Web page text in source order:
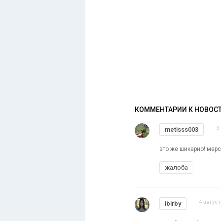
КОММЕНТАРИИ К
metisss003 3
это же шикарно!
жалоба
ibirby 4